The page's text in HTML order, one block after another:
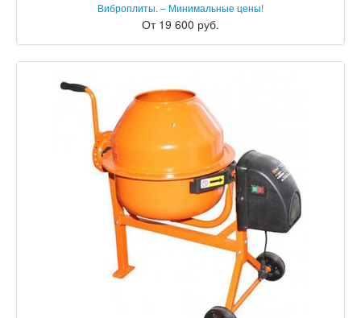
Виброплиты. – Минимальные цены!
От 19 600 руб.